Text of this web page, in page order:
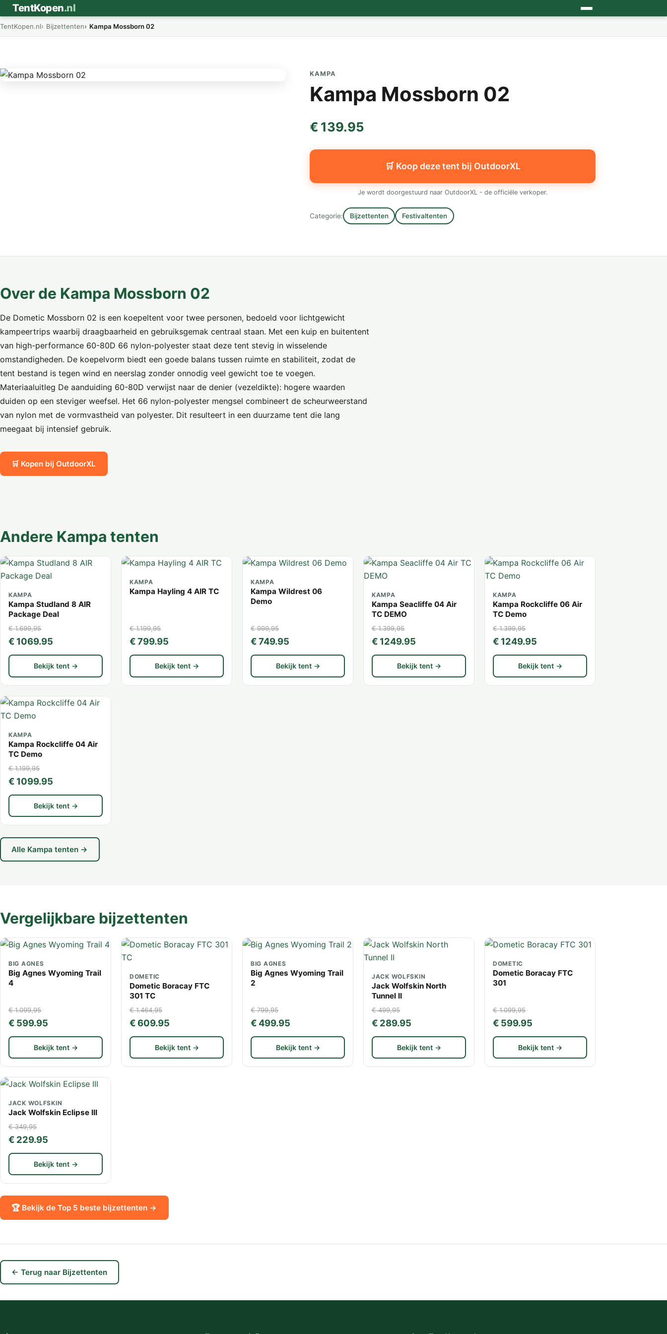
TentKopen.nl
TentKopen.nl Bijzettenten Kampa Mossborn 02
KAMPA
Kampa Mossborn 02
€ 139.95
🛒 Koop deze tent bij OutdoorXL
Je wordt doorgestuurd naar OutdoorXL - de officiële verkoper.
Categorie: Bijzettenten Festivaltenten
Over de Kampa Mossborn 02
De Dometic Mossborn 02 is een koepeltent voor twee personen, bedoeld voor lichtgewicht
kampeertrips waarbij draagbaarheid en gebruiksgemak centraal staan. Met een kuip en buitentent
van high-performance 60-80D 66 nylon-polyester staat deze tent stevig in wisselende
omstandigheden. De koepelvorm biedt een goede balans tussen ruimte en stabiliteit, zodat de
tent bestand is tegen wind en neerslag zonder onnodig veel gewicht toe te voegen.
Materiaaluitleg De aanduiding 60-80D verwijst naar de denier (vezeldikte): hogere waarden
duiden op een steviger weefsel. Het 66 nylon-polyester mengsel combineert de scheurweerstand
van nylon met de vormvastheid van polyester. Dit resulteert in een duurzame tent die lang
meegaat bij intensief gebruik.
🛒 Kopen bij OutdoorXL
Andere Kampa tenten
KAMPA
Kampa Studland 8 AIR
Package Deal
€ 1.699,95
€ 1069.95
Bekijk tent →
KAMPA
Kampa Hayling 4 AIR TC
€ 1.199,95
€ 799.95
Bekijk tent →
KAMPA
Kampa Wildrest 06
Demo
€ 999,95
€ 749.95
Bekijk tent →
KAMPA
Kampa Seacliffe 04 Air
TC DEMO
€ 1.399,95
€ 1249.95
Bekijk tent →
KAMPA
Kampa Rockcliffe 06 Air
TC Demo
€ 1.399,95
€ 1249.95
Bekijk tent →
KAMPA
Kampa Rockcliffe 04 Air
TC Demo
€ 1.199,95
€ 1099.95
Bekijk tent →
Alle Kampa tenten →
Vergelijkbare bijzettenten
BIG AGNES
Big Agnes Wyoming Trail
4
€ 1.099,95
€ 599.95
Bekijk tent →
DOMETIC
Dometic Boracay FTC
301 TC
€ 1.464,95
€ 609.95
Bekijk tent →
BIG AGNES
Big Agnes Wyoming Trail
2
€ 799,95
€ 499.95
Bekijk tent →
JACK WOLFSKIN
Jack Wolfskin North
Tunnel II
€ 499,95
€ 289.95
Bekijk tent →
DOMETIC
Dometic Boracay FTC
301
€ 1.099,95
€ 599.95
Bekijk tent →
JACK WOLFSKIN
Jack Wolfskin Eclipse III
€ 349,95
€ 229.95
Bekijk tent →
🏆 Bekijk de Top 5 beste bijzettenten →
← Terug naar Bijzettenten